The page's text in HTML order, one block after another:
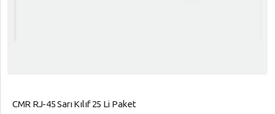
CMR RJ-45 Sarı Kılıf 25 Li Paket